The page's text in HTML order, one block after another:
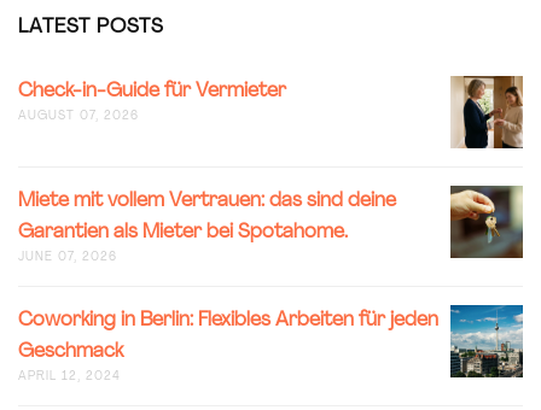
LATEST POSTS
CHECK-
IN-
GUIDE
Check-in-Guide für Vermieter
AUGUST 07, 2026
MIETE
MIT
VOLLEM
SIND
DEINE
ALS
Miete mit vollem Vertrauen: das sind deine
Garantien als Mieter bei Spotahome.
JUNE 07, 2026
IN
BERLIN:
Coworking in Berlin: Flexibles Arbeiten für jeden
Geschmack
APRIL 12, 2024